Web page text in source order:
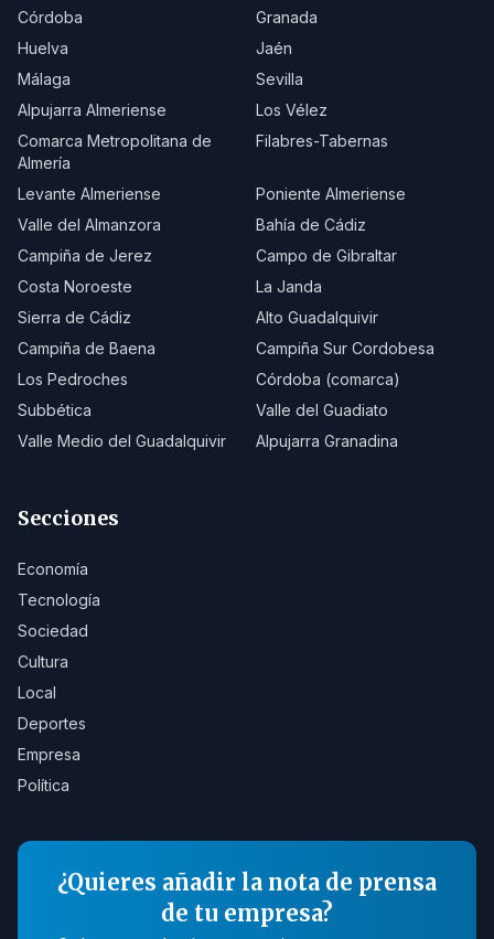
Córdoba
Granada
Huelva
Jaén
Málaga
Sevilla
Alpujarra Almeriense
Los Vélez
Comarca Metropolitana de
Almería
Filabres-Tabernas
Levante Almeriense
Poniente Almeriense
Valle del Almanzora
Bahía de Cádiz
Campiña de Jerez
Campo de Gibraltar
Costa Noroeste
La Janda
Sierra de Cádiz
Alto Guadalquivir
Campiña de Baena
Campiña Sur Cordobesa
Los Pedroches
Córdoba (comarca)
Subbética
Valle del Guadiato
Valle Medio del Guadalquivir
Alpujarra Granadina
Secciones
Economía
Tecnología
Sociedad
Cultura
Local
Deportes
Empresa
Política
¿Quieres añadir la nota de prensa
de tu empresa?